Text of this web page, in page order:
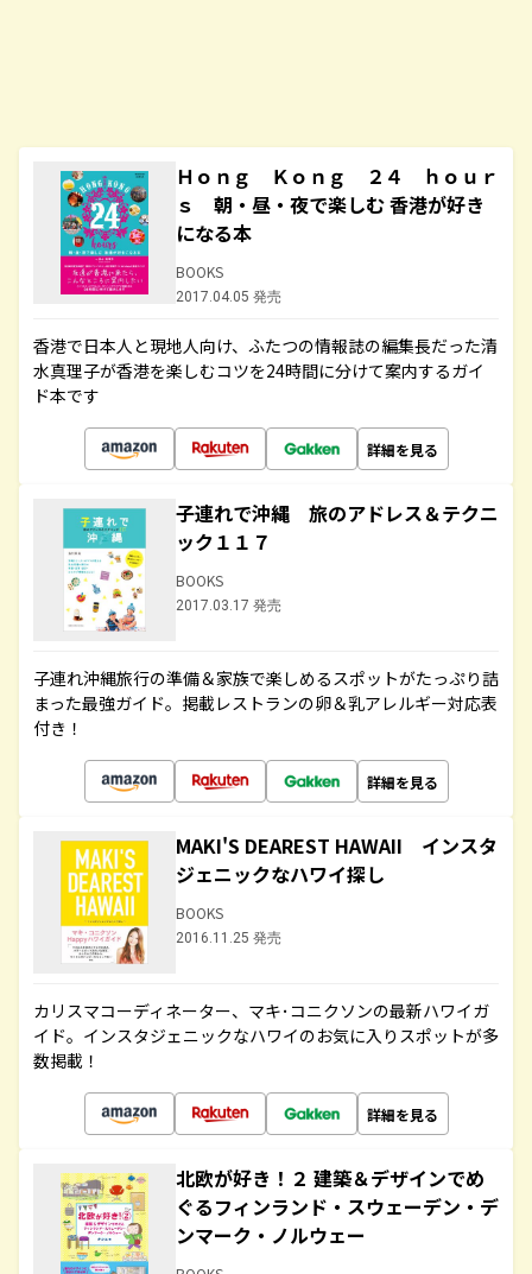
Ｈｏｎｇ Ｋｏｎｇ ２４ ｈｏｕｒ
ｓ 朝・昼・夜で楽しむ 香港が好き
になる本
BOOKS
2017.04.05 発売
香港で日本人と現地人向け、ふたつの情報誌の編集長だった清
水真理子が香港を楽しむコツを24時間に分けて案内するガイ
ド本です
詳細を見る
子連れで沖縄 旅のアドレス＆テクニ
ック１１７
BOOKS
2017.03.17 発売
子連れ沖縄旅行の準備＆家族で楽しめるスポットがたっぷり詰
まった最強ガイド。掲載レストランの卵＆乳アレルギー対応表
付き！
詳細を見る
MAKI'S DEAREST HAWAII インスタ
ジェニックなハワイ探し
BOOKS
2016.11.25 発売
カリスマコーディネーター、マキ･コニクソンの最新ハワイガ
イド。インスタジェニックなハワイのお気に入りスポットが多
数掲載！
詳細を見る
北欧が好き！２ 建築＆デザインでめ
ぐるフィンランド・スウェーデン・デ
ンマーク・ノルウェー